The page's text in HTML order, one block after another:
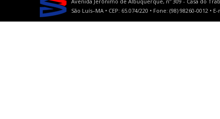
São Luís–MA • CEP: 65.074/220 • Fone: (98) 98260-0012